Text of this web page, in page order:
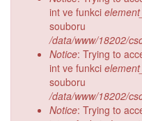
int ve funkci
souboru
/data/www/18202/
Notice: Trying to
int ve funkci
souboru
/data/www/18202/
Notice: Trying to